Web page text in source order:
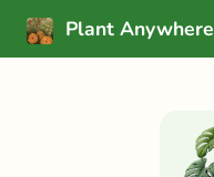
Plant Anywhere